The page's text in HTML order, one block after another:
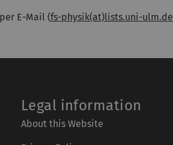
E-Mail (fs-physik(at)lists.uni-ulm.de
Legal information
About this Website